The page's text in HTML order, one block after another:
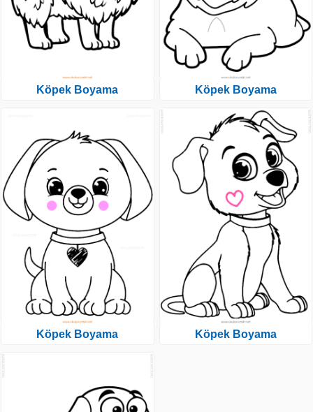
Köpek Boyama
Köpek Boyama
Köpek Boyama
Köpek Boyama